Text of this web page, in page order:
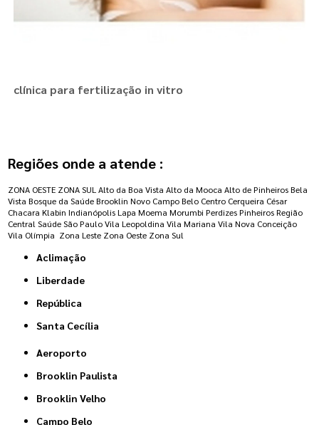
clínica para fertilização in vitro
Regiões onde a atende :
ZONA OESTE ZONA SUL Alto da Boa Vista Alto da Mooca Alto de Pinheiros Bela
Vista Bosque da Saúde Brooklin Novo Campo Belo Centro Cerqueira César
Chacara Klabin Indianópolis Lapa Moema Morumbi Perdizes Pinheiros Região
Central Saúde São Paulo Vila Leopoldina Vila Mariana Vila Nova Conceição
Vila Olímpia Zona Leste Zona Oeste Zona Sul
Aclimação
Liberdade
República
Santa Cecília
Aeroporto
Brooklin Paulista
Brooklin Velho
Campo Belo